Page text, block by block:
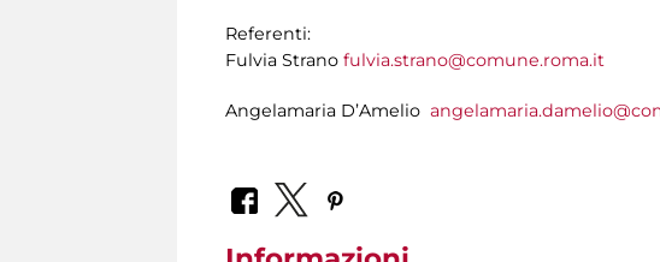
Referenti:
Fulvia Strano fulvia.strano@comune.roma.it
Angelamaria D’Amelio